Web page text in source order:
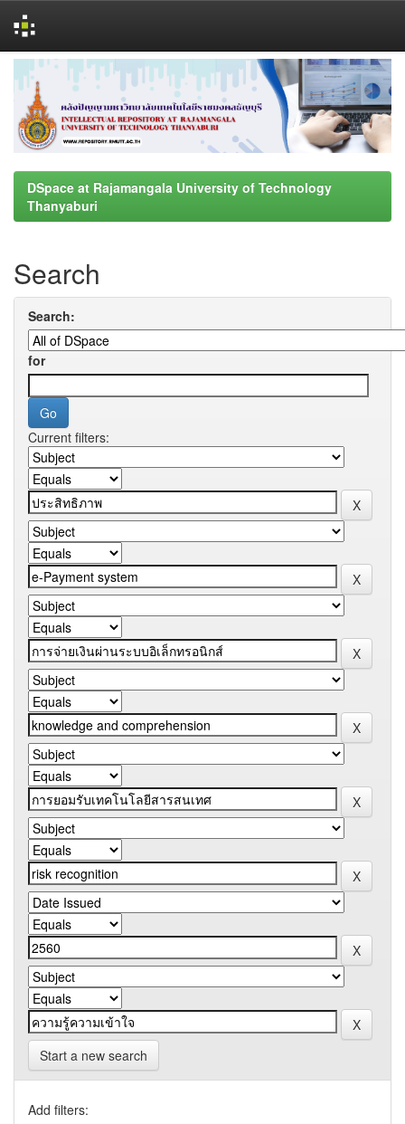
navigation
DSpace at Rajamangala University of Technology
Thanyaburi
Search
Search:
for
Current filters:
Start a new search
Add filters: